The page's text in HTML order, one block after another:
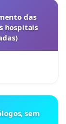
das
hospitais
sem